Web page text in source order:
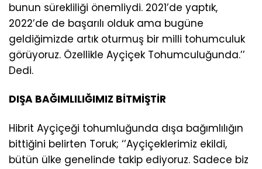
bunun sürekliliği önemliydi. 2021’de yaptık,
2022’de de başarılı olduk ama bugüne
geldiğimizde artık oturmuş bir milli tohumculuk
görüyoruz. Özellikle Ayçiçek Tohumculuğunda.’’
Dedi.
DIŞA BAĞIMLILIĞIMIZ BİTMİŞTİR
Hibrit Ayçiçeği tohumluğunda dışa bağımlılığın
bittiğini belirten Toruk; ‘’Ayçiçeklerimiz ekildi,
bütün ülke genelinde takip ediyoruz. Sadece biz